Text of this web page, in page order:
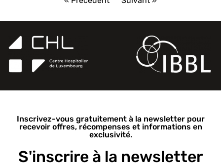
Inscrivez-vous gratuitement à la newsletter pour
recevoir offres, récompenses et informations en
exclusivité.
S'inscrire à la newsletter